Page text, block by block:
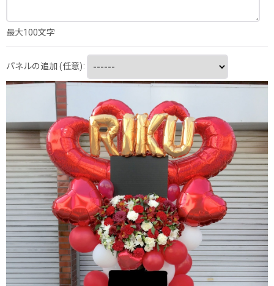
最大100文字
パネルの追加(任意):